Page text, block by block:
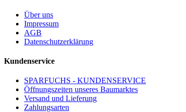
Über uns
Impressum
AGB
Datenschutzerklärung
Kundenservice
SPARFUCHS - KUNDENSERVICE
Öffnungszeiten unseres Baumarktes
Versand und Lieferung
Zahlungsarten